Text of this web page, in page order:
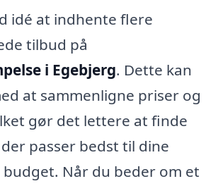
idé at indhente flere
tilbud på
i Egebjerg. Dette kan
at sammenligne priser og
gør det lettere at finde
passer bedst til dine
Når du beder om et